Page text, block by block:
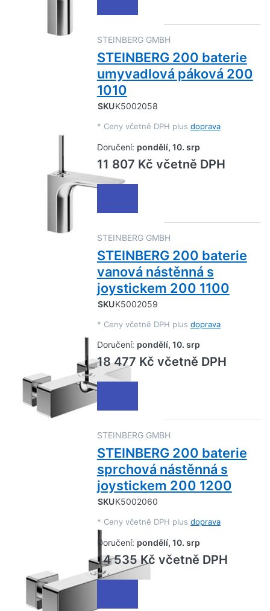
STEINBERG GMBH
STEINBERG 200 baterie
umyvadlová páková 200
1010
SKUK5002058
* Ceny včetně DPH plus doprava
Doručení: pondělí, 10. srp
11 807 Kč včetně DPH
STEINBERG GMBH
STEINBERG 200 baterie
vanová nástěnná s
joystickem 200 1100
SKUK5002059
* Ceny včetně DPH plus doprava
Doručení: pondělí, 10. srp
18 477 Kč včetně DPH
STEINBERG GMBH
STEINBERG 200 baterie
sprchová nástěnná s
joystickem 200 1200
SKUK5002060
* Ceny včetně DPH plus doprava
Doručení: pondělí, 10. srp
14 535 Kč včetně DPH